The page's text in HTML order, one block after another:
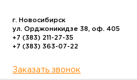
г. Новосибирск
ул. Орджоникидзе 38, оф. 405
+7 (383) 211-27-35
+7 (383) 363-07-22
Заказать звонок